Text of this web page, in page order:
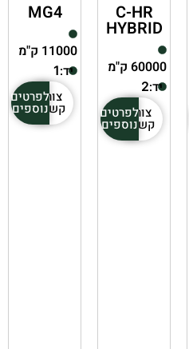
C-HR
HYBRID
60000 ק"מ
יד:2
צור
קשר
לפרטים
נוספים
MG4
11000 ק"מ
יד:1
צור
קשר
לפרטים
נוספים